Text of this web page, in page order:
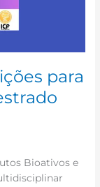
para
Bioativos e